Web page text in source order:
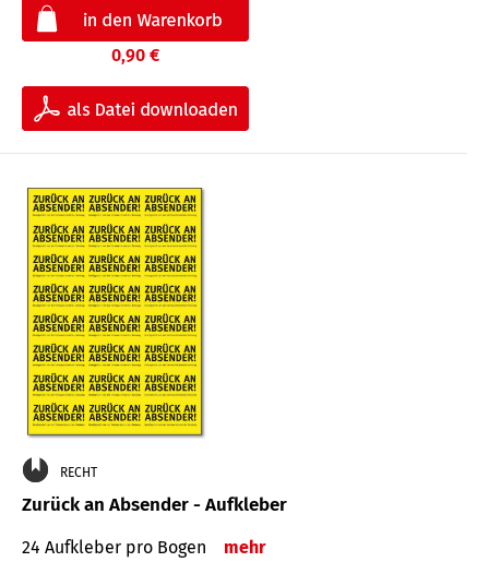
0,90 €
RECHT
Zurück an Absender - Aufkleber
24 Aufkleber pro Bogen mehr